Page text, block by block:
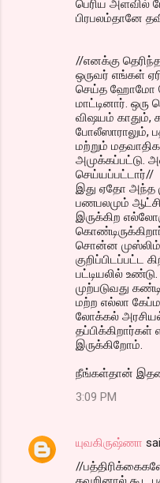
பெரிய அளவில்
பிரபலம்தானே
//எனக்கு
ஒருவர் எங்கள்
செய்த ஹோமோ
மாட்டினார்.
விஷயம் காதும்,
போலீஸாராலும்,
மற்றும்
அமுக்கப்பட்டு.
செய்யப்பட்டார்//
இது ஏதோ அந்த
பணபலமும்
இருக்கிற
சொன்ன முஸ்லிம்
குறிப்பிடப்பட்ட
பட்டியலில்
முற்படுவது
மற்ற எல்லா
லோக்கல்
இருக்கிறோம்.
நீங்கள்தான்
3:09 PM
யுவகிருஷ்ணா
//